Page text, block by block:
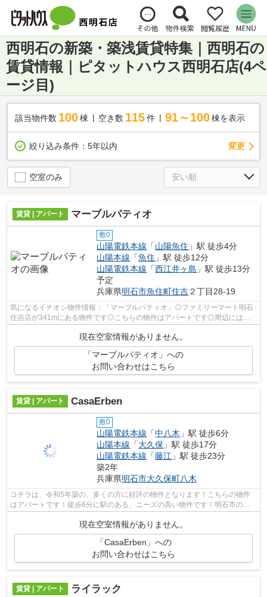
西明石の新築・築浅賃貸特集｜西明石の
賃貸情報｜ピタットハウス西明石店(4ペ
ージ目)
該当物件数 100棟 空き数 115 件 91～100 棟を表示
絞り込み条件： 5年以内 変更
空室のみ
賃貸 | アパート マーブルパティオ
敷0
山陽電鉄本線 「山陽魚住 」駅 徒歩4分
山陽本線 「魚住 」駅 徒歩12分
山陽電鉄本線 「西江井ヶ島 」駅 徒歩13分
予定
兵庫県明石市魚住町住吉２丁目28-19
気になるイチオシ物件情報：「マーブルパティオ」◎ファミリーマート明石
住吉店が341mにある物件です◎こちらの物件はアパートです◎周辺には、
徒歩4分で利用できる駅があります◎山陽電鉄...
現在空室情報がありません。
「マーブルパティオ」への
お問い合わせはこちら
賃貸 | アパート CasaErben
敷0
山陽電鉄本線 「中八木 」駅 徒歩6分
山陽本線 「大久保 」駅 徒歩17分
山陽電鉄本線 「藤江 」駅 徒歩23分
築2年
兵庫県明石市大久保町八木
コチラは、令和5年築の、多くの方に好評の物件となります！こちらの物件
はアパートです！徒歩6分に駅のある、ニーズの高い物件です！明石市の山
現在空室情報がありません。
「CasaErben」への
お問い合わせはこちら
賃貸 | アパート ライラック